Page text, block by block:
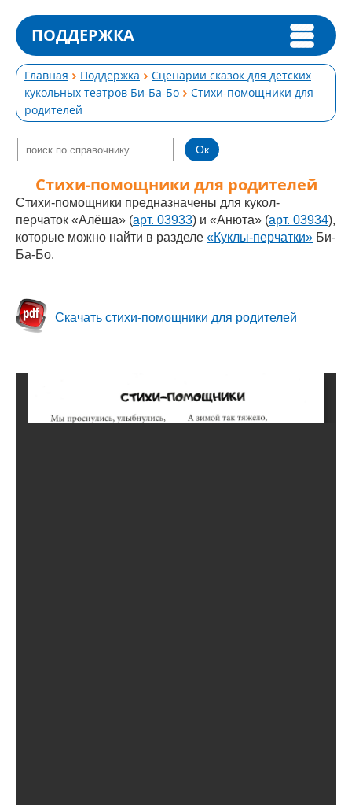
ПОДДЕРЖКА
Главная Поддержка
Сценарии сказок для детских
кукольных театров Би-Ба-Бо
Стихи-помощники для
родителей
Стихи-помощники для родителей
Стихи-помощники предназначены для кукол-
перчаток «Алёша» (арт. 03933) и «Анюта» (арт. 03934),
которые можно найти в разделе «Куклы-перчатки» Би-
Ба-Бо.
Скачать стихи-помощники для родителей